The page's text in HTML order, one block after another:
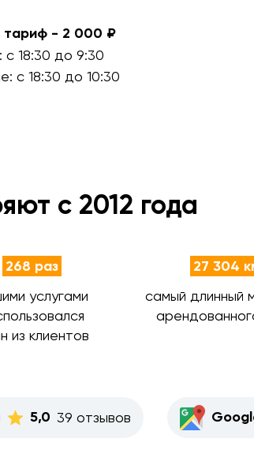
тариф - 2 000 ₽
с 18:30 до 9:30
с 18:30 до 10:30
с 2012 года
268 раз
услугами
из клиентов
27 304
самый длинный
5,0 39 отзывов